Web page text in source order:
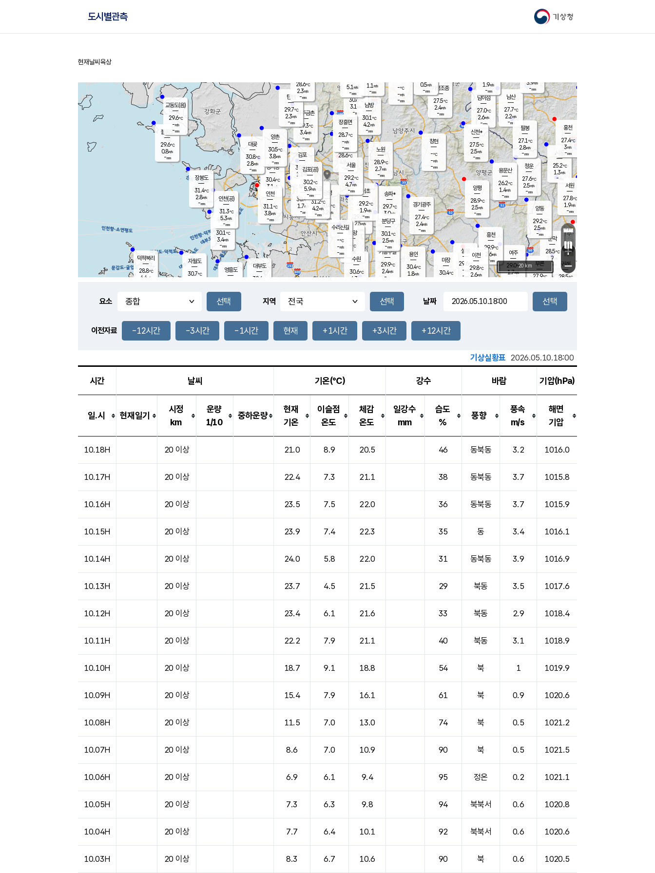
기상청
도시별관측
홈
현재날씨 육상
풍도
3.8m/s
문막
28.5℃
2.9m/s
mm
남이섬
27.0℃
2.6m/s
-mm
무의도
30.1℃
3.4m/s
-mm
영흥도
볼음도
29.6℃
0.8m/s
-mm
자월도
30.7℃
양주
30.6℃
3.1
-mm
부론
27.9℃
과천
29.6℃
2.5m/s
- mm
남산
27.7℃
2.2m/s
-mm
장봉도
31.4℃
2.8m/s
-mm
-mm
청운
27.6℃
2.5m/s
-mm
팔봉
27.1℃
2.8m/s
-mm
-mm
용인
30.4℃
1.8m/s
여주
29.0℃
1.7m/s
양동
29.2℃
2.5m/s
-mm
경기광주
27.4℃
2.4m/s
-mm
장호원
1.9m/s
-mm
30.7
℃
대부도
30.6
-
경서동
30.4℃
3.1 m/s
-mm
파주금촌
29.3℃
3.4m/s
-mm
가평조종
27.5℃
2.4m/s
-mm
-℃
-m/s
-mm
대곶
30.8℃
2.8m/s
-mm
신천*
27.5℃
2.5m/s
-mm
창현
-℃
-m/s
-mm
탄현
29.7℃
2.3m/s
-mm
0.5m/s
-mm
31.3℃
1.7m/s
-mm
흥천
29.9℃
2.6m/s
-mm
마장
30.4℃
의왕
- ℃
m/s
mm
김포
30.2℃
1.1 m/s
mm
설봉
29.6
-m/s
- mm
광명
30.4 ℃
3.2 m/s
-mm
부천
30.4℃
1.7m/s
-mm
-mm
양촌
30.5℃
3.8m/s
-mm
구로
31.2℃
4.2m/s
-mm
은평
28.6℃
4.8 m/s
- mm
노원
28.9℃
2.7m/s
-mm
송파*
29.7℃
3.0m/s
-mm
서초
29.2℃
1.9m/s
-mm
남방
30.1℃
4.2m/s
-mm
기흥구갈
29.9℃
2.4m/s
-
수리산길
-℃
-m/s
-mm
분당구
30.1℃
2.5m/s
-mm
장흥면
28.7℃
-m/s
-mm
5.1 m/s
-mm
시동
25.2℃
1.3m/s
- mm
귀래
28.5℃
서원
27.8℃
1.9m/s
-mm
용문산
26.2℃
1.4m/s
-mm
덕적북리
28.8℃
4.4 m/s
인천(공)
31.3℃
5.3m/s
-mm
김포(공)
30.2℃
5.9m/s
-mm
교동도(음)
29.6℃
-m/s
-mm
홍천
27.4℃
3m/s
-mm
이천
29.8℃
2.6m/s
양평
28.9℃
2.5m/s
-mm
수원
30.6℃
4.3 m/s
인천
31.1℃
3.8m/s
-mm
서울
29.2℃
4.7m/s
-mm
3.9m/s
-mm
28.6℃
2.3m/s
-mm
1.1 m/s
-mm
+
−
20 km
요소 지역 날짜
이전자료 -12시간 -3시간 -1시간 현재 +1시간 +3시간 +12시간
기상실황표 2026.05.10.18:00
시간 날씨 기온(℃) 강수 바람 기압(hPa)
일.시 현재일기
시정
km
운량
1/10
중하운량
현재
기온
이슬점
온도
체감
온도
일강수
mm
습도
%
풍향
풍속
m/s
해면
기압
10.18H 20 이상 21.0 8.9 20.5 46 동북동 3.2 1016.0
10.17H 20 이상 22.4 7.3 21.1 38 동북동 3.7 1015.8
10.16H 20 이상 23.5 7.5 22.0 36 동북동 3.7 1015.9
10.15H 20 이상 23.9 7.4 22.3 35 동 3.4 1016.1
10.14H 20 이상 24.0 5.8 22.0 31 동북동 3.9 1016.9
10.13H 20 이상 23.7 4.5 21.5 29 북동 3.5 1017.6
10.12H 20 이상 23.4 6.1 21.6 33 북동 2.9 1018.4
10.11H 20 이상 22.2 7.9 21.1 40 북동 3.1 1018.9
10.10H 20 이상 18.7 9.1 18.8 54 북 1 1019.9
10.09H 20 이상 15.4 7.9 16.1 61 북 0.9 1020.6
10.08H 20 이상 11.5 7.0 13.0 74 북 0.5 1021.2
10.07H 20 이상 8.6 7.0 10.9 90 북 0.5 1021.5
10.06H 20 이상 6.9 6.1 9.4 95 정온 0.2 1021.1
10.05H 20 이상 7.3 6.3 9.8 94 북북서 0.6 1020.8
10.04H 20 이상 7.7 6.4 10.1 92 북북서 0.6 1020.6
10.03H 20 이상 8.3 6.7 10.6 90 북 0.6 1020.5